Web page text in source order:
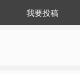
我要投稿